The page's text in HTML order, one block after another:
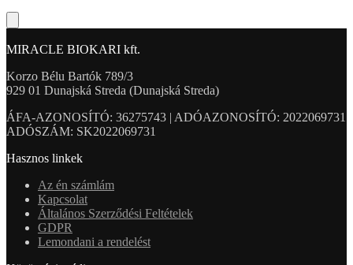
MIRACLE BIOKARI kft.
Korzo Bélu Bartók 789/3
929 01 Dunajská Streda (Dunajská Streda)
ÁFA-AZONOSÍTÓ: 36275743 | ADÓAZONOSÍTÓ: 2022069731
ADÓSZÁM: SK2022069731
Hasznos linkek
Az én számlám
Kapcsolat
Általános Szerződési Feltételek
GDPR
Lemondani a rendelést